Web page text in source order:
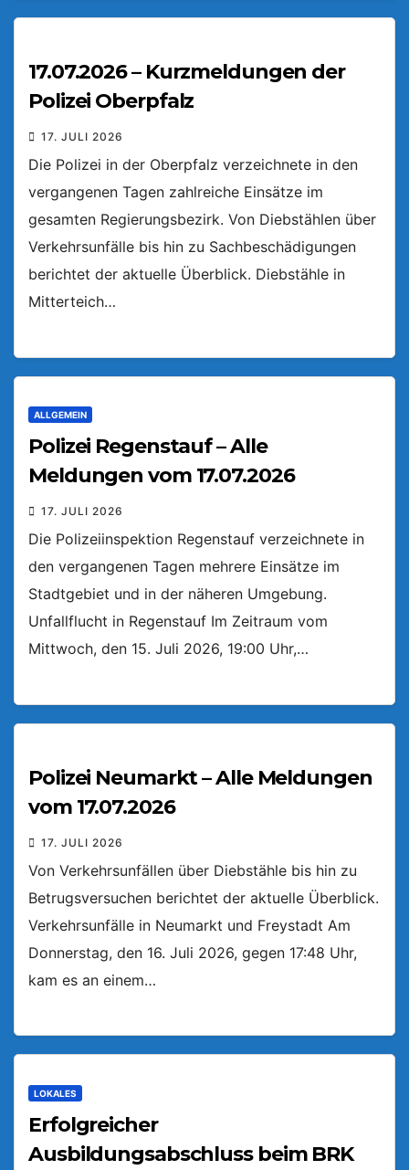
17.07.2026 – Kurzmeldungen der
Polizei Oberpfalz
17. JULI 2026
Die Polizei in der Oberpfalz verzeichnete in den
vergangenen Tagen zahlreiche Einsätze im
gesamten Regierungsbezirk. Von Diebstählen über
Verkehrsunfälle bis hin zu Sachbeschädigungen
berichtet der aktuelle Überblick. Diebstähle in
Mitterteich…
ALLGEMEIN
Polizei Regenstauf – Alle
Meldungen vom 17.07.2026
17. JULI 2026
Die Polizeiinspektion Regenstauf verzeichnete in
den vergangenen Tagen mehrere Einsätze im
Stadtgebiet und in der näheren Umgebung.
Unfallflucht in Regenstauf Im Zeitraum vom
Mittwoch, den 15. Juli 2026, 19:00 Uhr,…
Polizei Neumarkt – Alle Meldungen
vom 17.07.2026
17. JULI 2026
Von Verkehrsunfällen über Diebstähle bis hin zu
Betrugsversuchen berichtet der aktuelle Überblick.
Verkehrsunfälle in Neumarkt und Freystadt Am
Donnerstag, den 16. Juli 2026, gegen 17:48 Uhr,
kam es an einem…
LOKALES
Erfolgreicher
Ausbildungsabschluss beim BRK